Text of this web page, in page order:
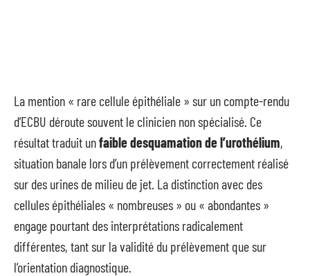
La mention « rare cellule épithéliale » sur un compte-rendu
d’ECBU déroute souvent le clinicien non spécialisé. Ce
résultat traduit unfaible desquamation de l’urothélium,
situation banale lors d’un prélèvement correctement réalisé
sur des urines de milieu de jet. La distinction avec des
cellules épithéliales « nombreuses » ou « abondantes »
engage pourtant des interprétations radicalement
différentes, tant sur la validité du prélèvement que sur
l’orientation diagnostique.